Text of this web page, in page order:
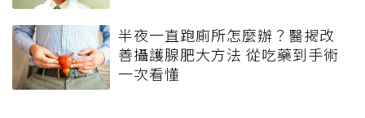
半夜一直跑廁所怎麼辦？醫揭改
善攝護腺肥大方法 從吃藥到手術
一次看懂